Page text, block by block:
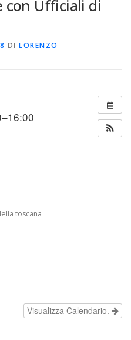
con Ufficiali di
DI LORENZO
toscana
Visualizza Calendario.